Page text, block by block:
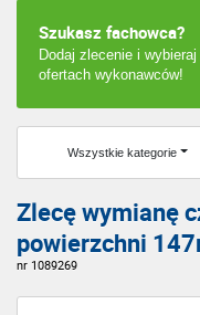
Szukasz fachowca?
Dodaj zlecenie i wybieraj
ofertach wykonawców!
Wszystkie kategorie
Zlecę wymianę
powierzchni
nr 1089269